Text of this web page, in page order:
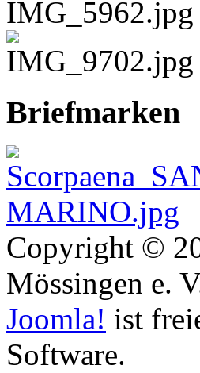
Briefmarken
Copyright ©
Mössingen e.
Joomla! ist
Software.